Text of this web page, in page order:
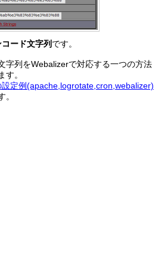
ード文字列 です。
字列をWebalizerで対応する一つの方法
す。
定例(apache,logrotate,cron,webalizer)
。